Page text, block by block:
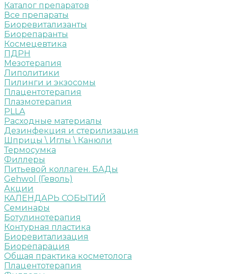
Каталог препаратов
Все препараты
Биоревитализанты
Биорепаранты
Космецевтика
ПДРН
Мезотерапия
Липолитики
Пилинги и экзосомы
Плацентотерапия
Плазмотерапия
PLLA
Расходные материалы
Дезинфекция и стерилизация
Шприцы \ Иглы \ Канюли
Термосумка
Филлеры
Питьевой коллаген. БАДы
Gehwol (Геволь)
Акции
КАЛЕНДАРЬ СОБЫТИЙ
Семинары
Ботулинотерапия
Контурная пластика
Биоревитализация
Биорепарация
Общая практика косметолога
Плацентотерапия